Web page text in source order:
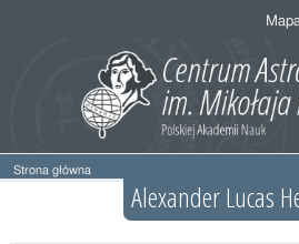
Strona główna
Alexander Lucas